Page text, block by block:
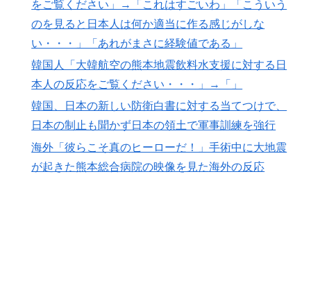
をご覧ください」→「これはすごいわ」「こういう
のを見ると日本人は何か適当に作る感じがしな
い・・・」「あれがまさに経験値である」
韓国人「大韓航空の熊本地震飲料水支援に対する日
本人の反応をご覧ください・・・」→「」
韓国、日本の新しい防衛白書に対する当てつけで、
日本の制止も聞かず日本の領土で軍事訓練を強行
海外「彼らこそ真のヒーローだ！」手術中に大地震
が起きた熊本総合病院の映像を見た海外の反応